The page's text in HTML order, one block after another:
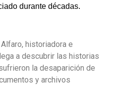
durante décadas.
historiadora e
a descubrir las historias
la desaparición de
y archivos